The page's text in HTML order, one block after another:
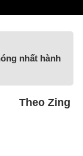
nhất hành
Theo Zing